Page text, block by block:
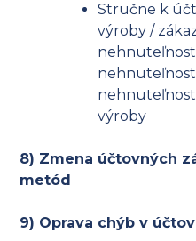
Stručne k
výroby /
výroby
8) Zmena účtovných
metód
9) Oprava chýb v